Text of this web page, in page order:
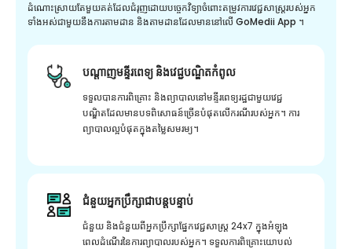
ដំណោះស្រាយតែមួយគត់ដែលជំរុញដោយបច្ចេកវិទ្យាចំពោះតម្រូវការវេជ្ជសាស្រ្តរបស់អ្នក
ទាំងអស់ជាមួយនឹងការតាមដាន និងតាមដានដែលមាននៅលើ GoMedii App ។
បណ្តាញមន្ទីរពេទ្យ និងវេជ្ជបណ្ឌិតកំពូល
ទទួលបានការពិគ្រោះ និងព្យាបាលនៅមន្ទីរពេទ្យរដ្ឋជាមួយវេជ្ជ
បណ្ឌិតដែលមានបទពិសោធន៍ច្រើនបំផុតលើករណីរបស់អ្នក។ ការ
ព្យាបាលល្អបំផុតក្នុងតម្លៃសមរម្យ។
ជំនួយអ្នកប្រឹក្សាជាបន្តបន្ទាប់
ជំនួយ និងជំនួយពីអ្នកប្រឹក្សាផ្នែកវេជ្ជសាស្រ្ត 24x7 ក្នុងអំឡុង
ពេលដំណើរនៃការព្យាបាលរបស់អ្នក។ ទទួលការពិគ្រោះយោបល់